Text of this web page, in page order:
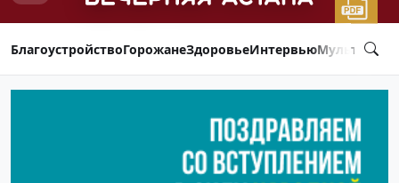
БлагоустройствоГорожанеЗдоровьеИнтервью